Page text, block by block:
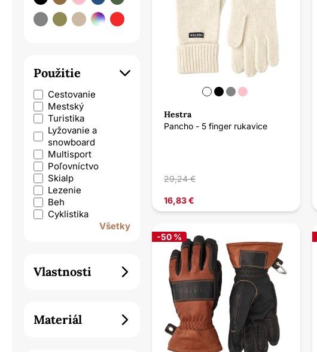
Použitie
Cestovanie
Mestský
Turistika
Lyžovanie a
snowboard
Multisport
Poľovníctvo
Skialp
Lezenie
Beh
Cyklistika
Všetky
Vlastnosti
Materiál
Hestra
Pancho - 5 finger rukavice
29,24 €
16,83 €
-50 %